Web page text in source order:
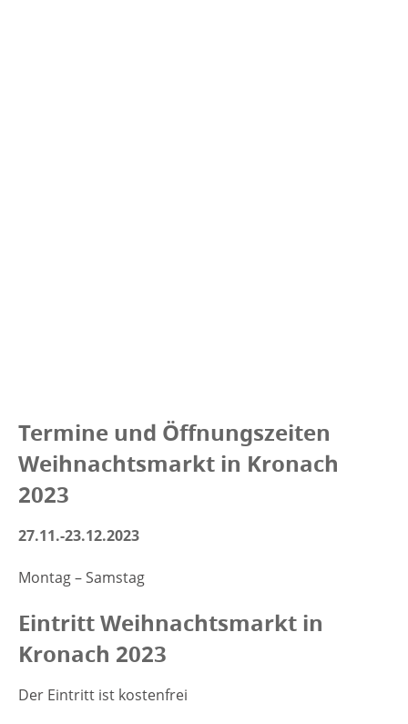
Termine und Öffnungszeiten
Weihnachtsmarkt in Kronach
2023
27.11.-23.12.2023
Montag – Samstag
Eintritt Weihnachtsmarkt in
Kronach 2023
Der Eintritt ist kostenfrei